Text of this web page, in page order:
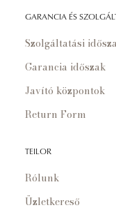
GARANCIA ÉS
Szolgáltatási
Garancia időszak
Javító központok
Return Form
TEILOR
Rólunk
Üzletkereső